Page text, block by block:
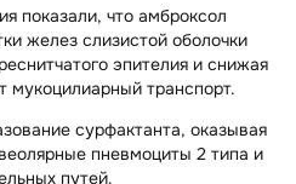
показали, что амброксол
желез слизистой оболочки
эпителия и снижая
мукоцилиарный транспорт.
сурфактанта, оказывая
пневмоциты 2 типа и
путей.